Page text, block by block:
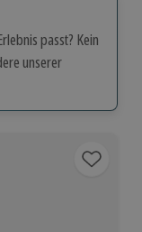
passt? Kein
unserer